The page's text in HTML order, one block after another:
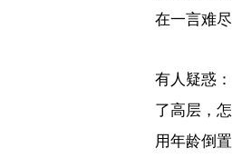
在一言难尽
有人疑惑：
了高层，
用年龄倒